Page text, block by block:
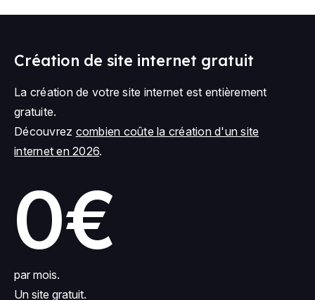
Création de site internet gratuit
La création de votre site internet est entièrement
gratuite.
Découvrez combien coûte la création d'un site
internet en 2026.
0€
par mois.
Un site gratuit.